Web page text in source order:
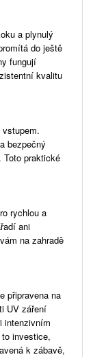
a plynulý
do ještě
fungují
kvalitu
bezpečný
praktické
rychlou a
ani
na zahradě
připravena na
UV záření
intenzivním
investice,
k zábavě,